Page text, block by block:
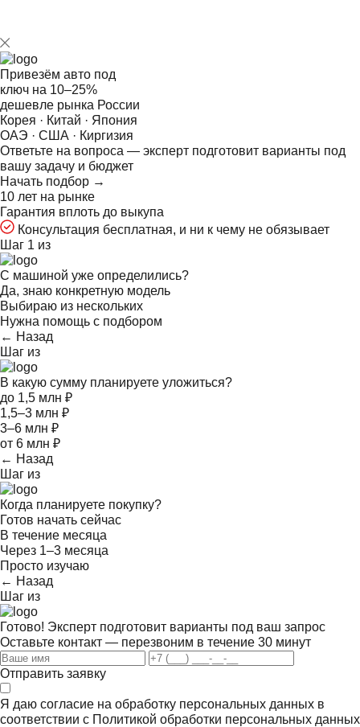
Привезём авто под
ключ на 10–25%
дешевле рынка России
Корея · Китай · Япония
ОАЭ · США · Киргизия
Ответьте на вопроса — эксперт подготовит варианты под
вашу задачу и бюджет
Начать подбор →
10 лет на рынке
Гарантия вплоть до выкупа
Консультация бесплатная, и ни к чему не обязывает
Шаг 1 из
С машиной уже определились?
Да, знаю конкретную модель
Выбираю из нескольких
Нужна помощь с подбором
← Назад
Шаг из
В какую сумму планируете уложиться?
до 1,5 млн ₽
1,5–3 млн ₽
3–6 млн ₽
от 6 млн ₽
← Назад
Шаг из
Когда планируете покупку?
Готов начать сейчас
В течение месяца
Через 1–3 месяца
Просто изучаю
← Назад
Шаг из
Готово! Эксперт подготовит варианты под ваш запрос
Оставьте контакт — перезвоним в течение 30 минут
Отправить заявку
Я даю согласие на обработку персональных данных в
соответствии с Политикой обработки персональных данных